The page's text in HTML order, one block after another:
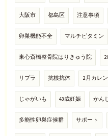
大阪市 都島区 注意事項
卵巣機能不全 マルチビタミン
東心斎橋整骨院はりきゅう院
リプラ 抗核抗体 2月カレ
じゃがいも 43歳妊娠 かん
多能性卵巣症候群 サポート